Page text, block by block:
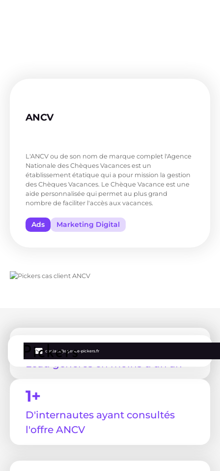
contact@agence-pickers.fr
ANCV
L'ANCV ou de son nom de marque complet l'Agence
Nationale des Chèques Vacances est un
établissement étatique qui a pour mission la gestion
des Chèques Vacances. Le Chèque Vacance est une
aide personnalisée qui permet au plus grand
nombre de faciliter l'accès aux vacances.
Ads Marketing Digital
5000
Lead générés en moins d'un an
1+
D'internautes ayant consultés
l'offre ANCV